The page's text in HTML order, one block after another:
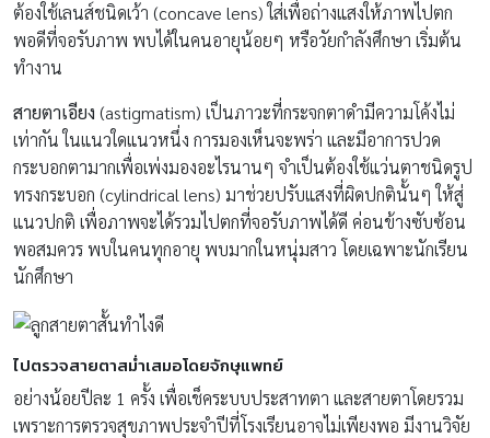
ต้องใช้เลนส์ชนิดเว้า (concave lens) ใส่เพื่อถ่างแสงให้ภาพไปตก
พอดีที่จอรับภาพ พบได้ในคนอายุน้อยๆ หรือวัยกำลังศึกษา เริ่มต้น
ทำงาน
สายตาเอียง (astigmatism) เป็นภาวะที่กระจกตาดำมีความโค้งไม่
เท่ากัน ในแนวใดแนวหนึ่ง การมองเห็นจะพร่า และมีอาการปวด
กระบอกตามากเพื่อเพ่งมองอะไรนานๆ จำเป็นต้องใช้แว่นตาชนิดรูป
ทรงกระบอก (cylindrical lens) มาช่วยปรับแสงที่ผิดปกตินั้นๆ ให้สู่
แนวปกติ เพื่อภาพจะได้รวมไปตกที่จอรับภาพได้ดี ค่อนข้างซับซ้อน
พอสมควร พบในคนทุกอายุ พบมากในหนุ่มสาว โดยเฉพาะนักเรียน
นักศึกษา
ไปตรวจสายตาสม่ำเสมอโดยจักษุแพทย์
อย่างน้อยปีละ 1 ครั้ง เพื่อเช็คระบบประสาทตา และสายตาโดยรวม
เพราะการตรวจสุขภาพประจำปีที่โรงเรียนอาจไม่เพียงพอ มีงานวิจัย